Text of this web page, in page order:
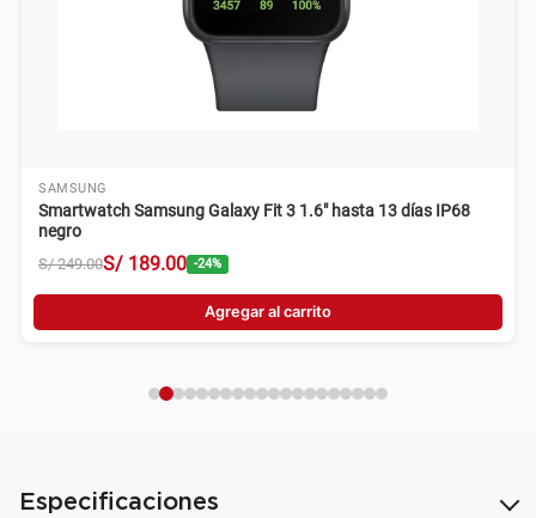
SAMSUNG
Smartwatch Samsung Galaxy Fit 3 1.6" hasta 13 días IP68
rosado
S/ 249.00S/ 189.00 -24%
Agregar al carrito
Especificaciones